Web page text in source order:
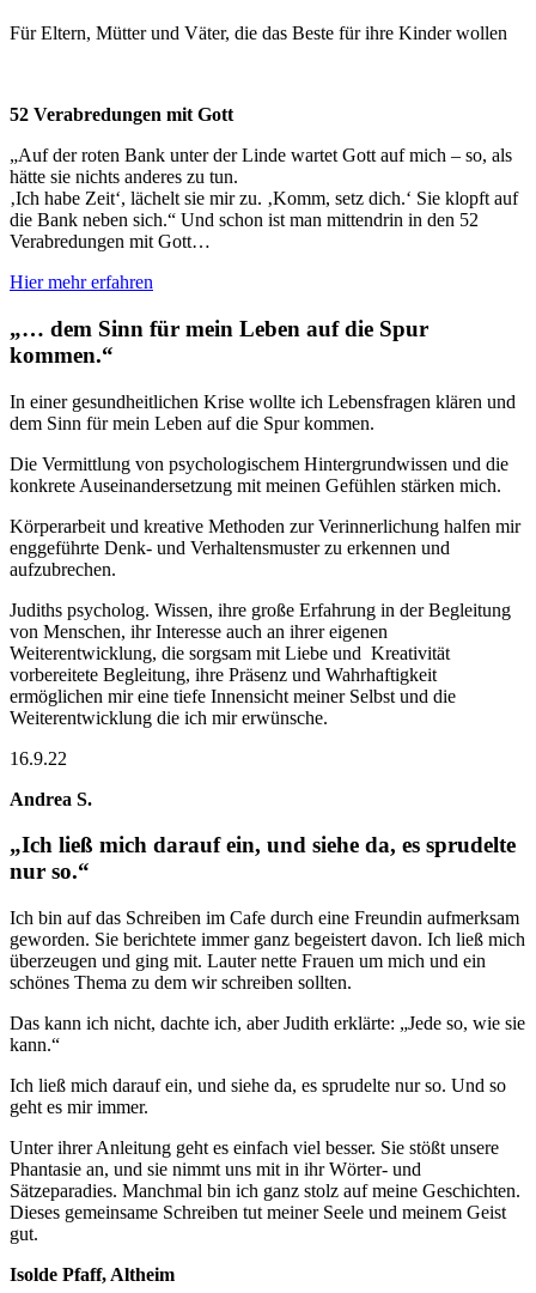
Für Eltern, Mütter und Väter, die das Beste für ihre Kinder wollen
52 Verabredungen mit Gott
„Auf der roten Bank unter der Linde wartet Gott auf mich – so, als
hätte sie nichts anderes zu tun.
‚Ich habe Zeit‘, lächelt sie mir zu. ‚Komm, setz dich.‘ Sie klopft auf
die Bank neben sich.“ Und schon ist man mittendrin in den 52
Verabredungen mit Gott…
Hier mehr erfahren
„… dem Sinn für mein Leben auf die Spur
kommen.“
In einer gesundheitlichen Krise wollte ich Lebensfragen klären und
dem Sinn für mein Leben auf die Spur kommen.
Die Vermittlung von psychologischem Hintergrundwissen und die
konkrete Auseinandersetzung mit meinen Gefühlen stärken mich.
Körperarbeit und kreative Methoden zur Verinnerlichung halfen mir
enggeführte Denk- und Verhaltensmuster zu erkennen und
aufzubrechen.
Judiths psycholog. Wissen, ihre große Erfahrung in der Begleitung
von Menschen, ihr Interesse auch an ihrer eigenen
Weiterentwicklung, die sorgsam mit Liebe und Kreativität
vorbereitete Begleitung, ihre Präsenz und Wahrhaftigkeit
ermöglichen mir eine tiefe Innensicht meiner Selbst und die
Weiterentwicklung die ich mir erwünsche.
16.9.22
Andrea S.
„Ich ließ mich darauf ein, und siehe da, es sprudelte
nur so.“
Ich bin auf das Schreiben im Cafe durch eine Freundin aufmerksam
geworden. Sie berichtete immer ganz begeistert davon. Ich ließ mich
überzeugen und ging mit. Lauter nette Frauen um mich und ein
schönes Thema zu dem wir schreiben sollten.
Das kann ich nicht, dachte ich, aber Judith erklärte: „Jede so, wie sie
kann.“
Ich ließ mich darauf ein, und siehe da, es sprudelte nur so. Und so
geht es mir immer.
Unter ihrer Anleitung geht es einfach viel besser. Sie stößt unsere
Phantasie an, und sie nimmt uns mit in ihr Wörter- und
Sätzeparadies. Manchmal bin ich ganz stolz auf meine Geschichten.
Dieses gemeinsame Schreiben tut meiner Seele und meinem Geist
gut.
Isolde Pfaff, Altheim